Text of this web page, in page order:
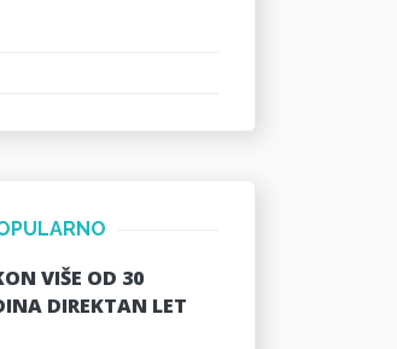
VIŠE OD 30
DIREKTAN LET